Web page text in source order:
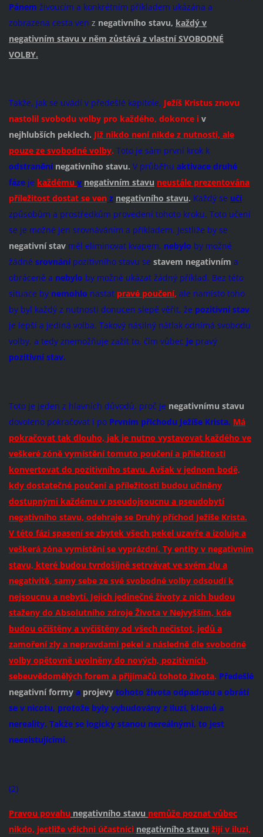
Pánem živoucím a konkrétním příkladem ukázána a
zobrazena cesta ven z negativního stavu, každý v
negativním stavu v něm zůstává z vlastní SVOBODNÉ
VOLBY.
Takže, jak se uvádí v předešlé kapitole, Ježíš Kristus znovu
nastolil svobodu volby pro každého, dokonce i v
nejhlubších peklech. Již nikdo není nikde z nutnosti, ale
pouze ze svobodné volby. Toto je sám první krok k
odstranění negativního stavu. V průběhu aktivace druhé
fázeje každému v negativním stavu neustále prezentována
příležitost dostat se venz negativního stavu. Každý se učí
způsobům a prostředkům provedení tohoto kroku. Toto učení
se je možné jen srovnáváním a příkladem. Jestliže by se
negativní stav měl eliminovat kvapem, nebylo by možné
žádné srovnání pozitivního stavu se stavem negativním a
obráceně a nebylo by možné ukázat žádný příklad. Bez této
situace by nemohlo nastat pravé poučení, ale namísto toho
by byl každý z nutnosti donucen slepě věřit, že pozitivní stav
je lepší a jediná volba. Takový násilný nátlak odnímá svobodu
volby, a tedy znemožňuje zažít to, čím vůbec jepravý
pozitivní stav.
Toto je jeden z hlavních důvodů, proč je negativnímu stavu
dovoleno pokračovat i po Prvním příchodu Ježíše Krista. Má
pokračovat tak dlouho, jak je nutno vystavovat každého ve
veškeré zóně vymístění tomuto poučení a příležitosti
konvertovat do pozitivního stavu. Avšak v jednom bodě,
kdy dostatečné poučení a příležitosti budou učiněny
dostupnými každému v pseudojsoucnu a pseudobytí
negativního stavu, odehraje se Druhý příchod Ježíše Krista.
V této fázi spasení se zbytek všech pekel uzavře a izoluje a
veškerá zóna vymístění se vyprázdní. Ty entity v negativním
stavu, které budou tvrdošíjně setrvávat ve svém zlu a
negativitě, samy sebe ze své svobodné volby odsoudí k
nejsoucnu a nebytí. Jejich jedinečné životy z nich budou
staženy do Absolutního zdroje Života v Nejvyšším, kde
budou očištěny a vyčištěny od všech nečistot, jedů a
zamoření zly a nepravdami pekel a následně dle svobodné
volby opětovně uvolněny do nových, pozitivních,
sebeuvědomělých forem a přijímačů tohoto života. Předešlé
negativní formy a projevytohoto života odpadnou a obrátí
se v nicotu, protože byly vybudovány z iluzí, klamů a
nereality. Takže se logicky stanou nereálnými, to jest
neexistujícími.
(2)
Pravou povahu negativního stavu nemůže poznat vůbec
nikdo, jestliže všichni účastníci negativního stavu žijí v iluzi,